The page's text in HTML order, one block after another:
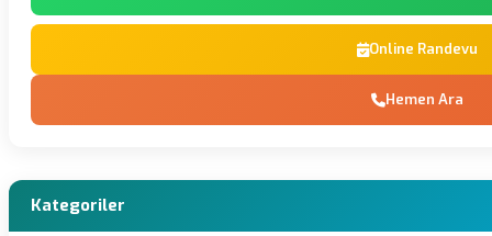
Online Randevu
Hemen Ara
Kategoriler